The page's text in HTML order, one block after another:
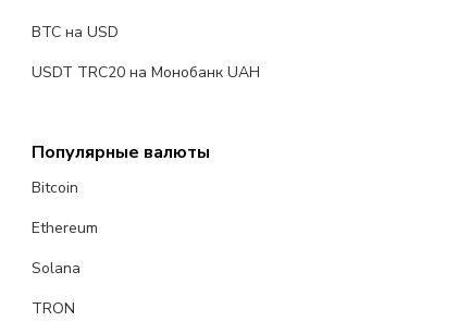
BTC на USD
USDT TRC20 на Монобанк UAH
Популярные валюты
Bitcoin
Ethereum
Solana
TRON